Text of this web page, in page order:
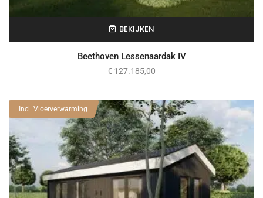
BEKIJKEN
Beethoven Lessenaardak IV
€ 127.185,00
Incl. Vloerverwarming